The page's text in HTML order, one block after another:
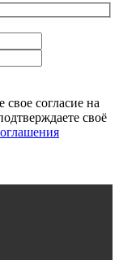
согласие на
своё